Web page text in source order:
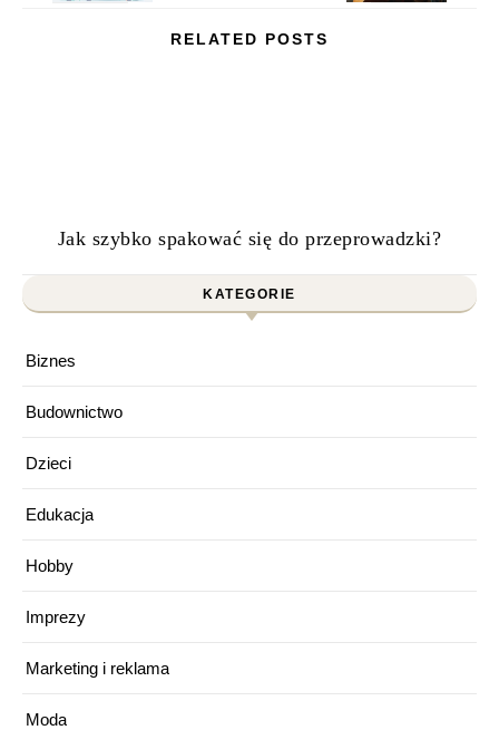
RELATED POSTS
Jak szybko spakować się do przeprowadzki?
KATEGORIE
Biznes
Budownictwo
Dzieci
Edukacja
Hobby
Imprezy
Marketing i reklama
Moda